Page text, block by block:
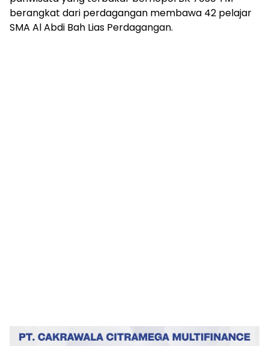
berangkat dari perdagangan membawa 42 pelajar
SMA Al Abdi Bah Lias Perdagangan.